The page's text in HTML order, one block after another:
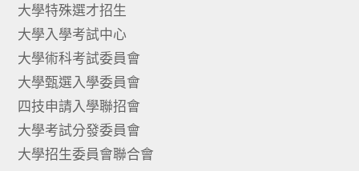
大學特殊選才招生
大學入學考試中心
大學術科考試委員會
大學甄選入學委員會
四技申請入學聯招會
大學考試分發委員會
大學招生委員會聯合會